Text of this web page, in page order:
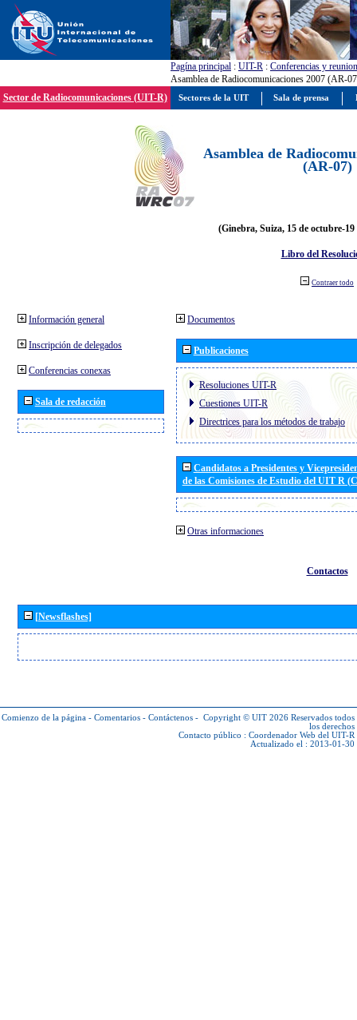
Pagína principal : UIT-R : Conferencias y
Asamblea de Radiocomunicaciones 2007 (AR-
Sector de Radiocomunicaciones (UIT-R)
Asamblea de
(AR-07)
(Ginebra, Suiza, 15 de octubre-19
Libro del
Contraer todo
Información general
Inscripción de delegados
Conferencias conexas
Sala de redacción
Documentos
Publicaciones
Resoluciones UIT-R
Cuestiones UIT-R
Directrices para los métodos de trabajo
Candidatos a Presidentes y
de las Comisiones de Estudio del UIT R
Otras informaciones
Contactos
[Newsflashes]
Comienzo de la página - Comentarios - Contáctenos - Copyright © UIT 2026 Reservados todos
los derechos
Contacto público : Coordenador Web del UIT-R
Actualizado el : 2013-01-30
Sectores de la UIT Sala de prensa